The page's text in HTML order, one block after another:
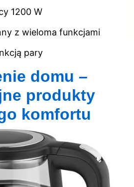
1200 W
z wieloma funkcjami
pary
domu –
produkty
komfortu